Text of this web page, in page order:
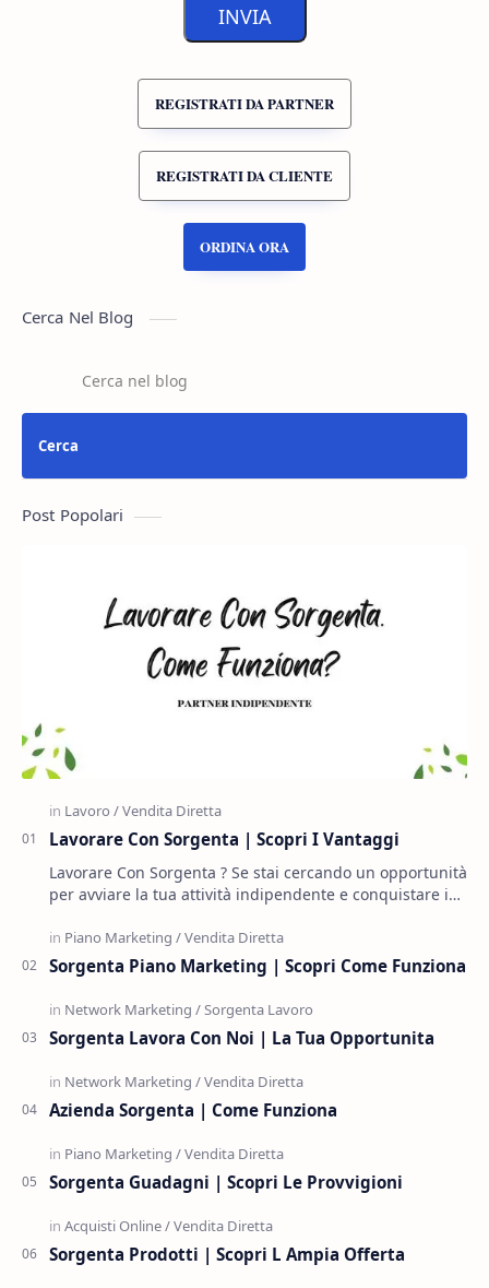
INVIA
REGISTRATI DA PARTNER
REGISTRATI DA CLIENTE
ORDINA ORA
Cerca Nel Blog
Post Popolari
Lavorare Con Sorgenta | Scopri I Vantaggi
Lavorare Con Sorgenta ? Se stai cercando un opportunità
per avviare la tua attività indipendente e conquistare i
Sorgenta Piano Marketing | Scopri Come Funziona
Sorgenta Lavora Con Noi | La Tua Opportunita
Azienda Sorgenta | Come Funziona
Sorgenta Guadagni | Scopri Le Provvigioni
Sorgenta Prodotti | Scopri L Ampia Offerta